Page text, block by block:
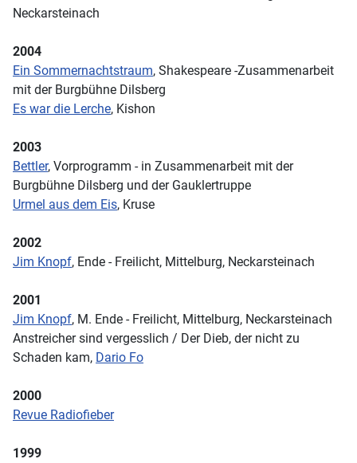
Neckarsteinach
2004
Ein Sommernachtstraum, Shakespeare -Zusammenarbeit
mit der Burgbühne Dilsberg
Es war die Lerche, Kishon
2003
Bettler, Vorprogramm - in Zusammenarbeit mit der
Burgbühne Dilsberg und der Gauklertruppe
Urmel aus dem Eis, Kruse
2002
Jim Knopf, Ende - Freilicht, Mittelburg, Neckarsteinach
2001
Jim Knopf, M. Ende - Freilicht, Mittelburg, Neckarsteinach
Anstreicher sind vergesslich / Der Dieb, der nicht zu
Schaden kam, Dario Fo
2000
Revue Radiofieber
1999